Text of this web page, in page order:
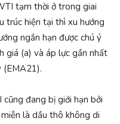
tạm thời ở trong giai
trúc hiện tại thì xu hướng
ngắn hạn được chú ý
giá (a) và áp lực gần nhất
(EMA21).
đang bị giới hạn bởi
là dầu thô không di